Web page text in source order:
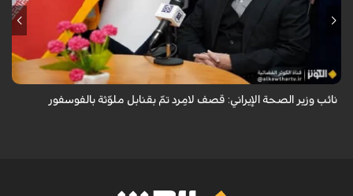
قال معاون وزير الصحة الإيراني لشؤون البحوث والتكنولوجيا، شاهين آخوندزاده،
إن التحقيقات التي أجرتها وزارة الصحة بشأن قصف مدينة لامِرد في محافظة
نائب وزير الصحة الإيراني: قصف لامِرد تمّ بقنابل ملوّثة بالفوسفور